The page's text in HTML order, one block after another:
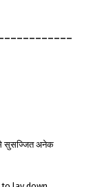
से सुसज्जित अनेक